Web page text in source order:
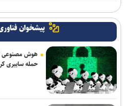
پیشخوان
هوش مصنوعی
حمله سایبری